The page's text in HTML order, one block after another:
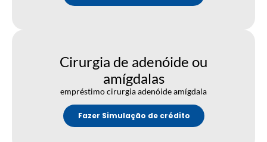
Cirurgia de adenóide ou
amígdalas
empréstimo cirurgia adenóide amígdala
Fazer Simulação de crédito